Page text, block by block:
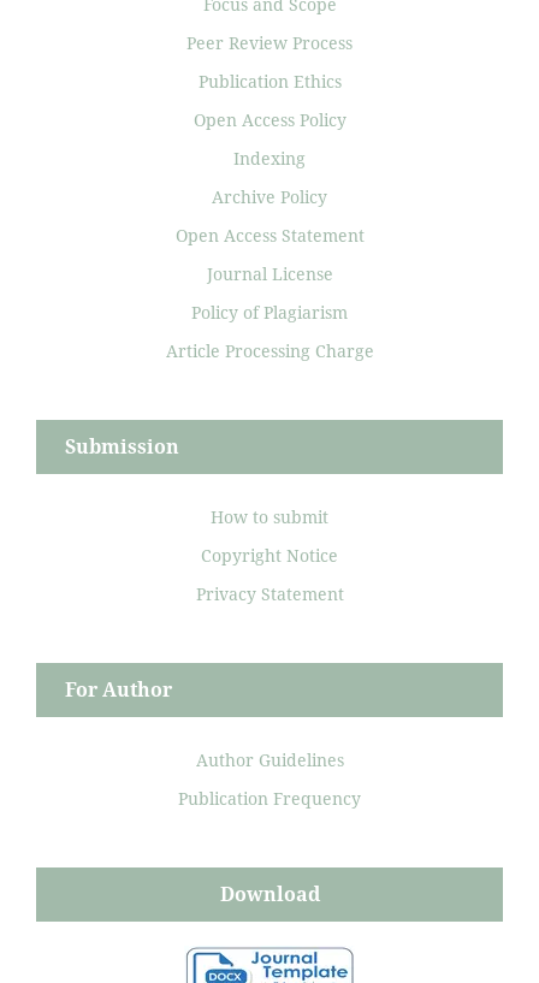
Peer Review Process
Publication Ethics
Open Access Policy
Indexing
Archive Policy
Open Access Statement
Journal License
Policy of Plagiarism
Article Processing Charge
Submission
How to submit
Copyright Notice
Privacy Statement
For Author
Author Guidelines
Publication Frequency
Download